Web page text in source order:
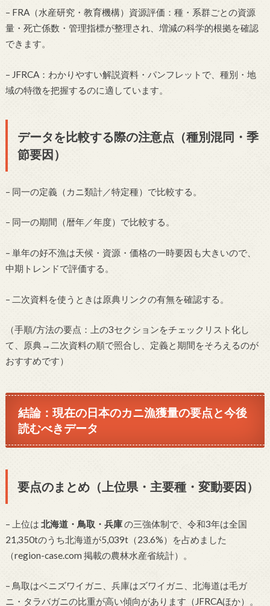
– FRA（水産研究・教育機構）資源評価：種・系群ごとの資源
量・死亡係数・管理指標が整理され、増減の科学的根拠を確認
できます。
– JFRCA：わかりやすい解説資料・パンフレットで、種別・地
域の特徴を把握するのに適しています。
データを比較する際の注意点（種別混同・季
節要因）
– 同一の定義（カニ類計／特定種）で比較する。
– 同一の期間（暦年／年度）で比較する。
– 単年の好不漁は天候・資源・価格の一時要因も大きいので、
中期トレンドで評価する。
– 二次資料を使うときは原典リンクの有無を確認する。
（手順/方法の要点：上の3セクションをチェックリスト化し
て、原典→二次資料の順で照合し、定義と期間をそろえるのが
おすすめです）
結論：現在の日本のカニ漁獲量の要点と今後
読むべきデータ
要点のまとめ（上位県・主要種・変動要因）
– 上位は 北海道・鳥取・兵庫の三強体制で、令和3年は全国
21,350tのうち北海道が5,039t（23.6%）を占めました
（region-case.com 掲載の農林水産省統計）。
– 鳥取はベニズワイガニ、兵庫はズワイガニ、北海道は毛ガ
ニ・タラバガニの比重が高い傾向があります（JFRCAほか）。